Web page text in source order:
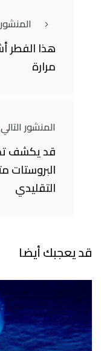
هذا الفطر
مرارة
المنشور التالي
قد يكشف
البروستات
التقليدي
قد يعجبك أيضا